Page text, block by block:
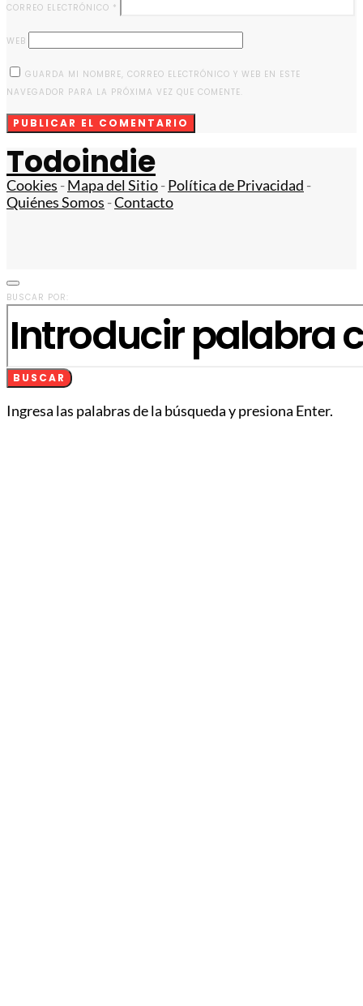
CORREO ELECTRÓNICO *
WEB
GUARDA MI NOMBRE, CORREO ELECTRÓNICO Y WEB EN ESTE
NAVEGADOR PARA LA PRÓXIMA VEZ QUE COMENTE.
Todoindie
Cookies -Mapa del Sitio-Política de Privacidad -
Quiénes Somos -Contacto
BUSCAR POR:
BUSCAR
Ingresa las palabras de la búsqueda y presiona Enter.